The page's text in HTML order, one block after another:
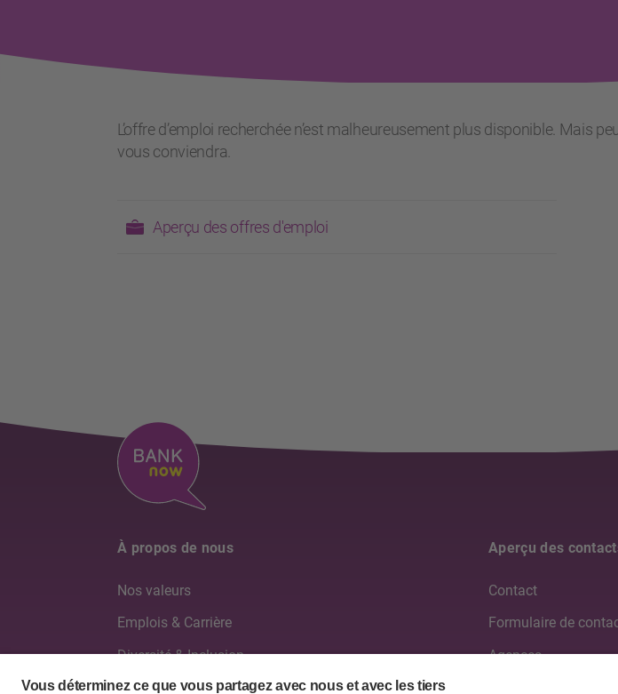
L’offre d’emploi recherchée n’est malheureusement plus disponible. Mais
vous conviendra.
Aperçu des offres d'emploi
À propos de nous
Nos valeurs
Emplois & Carrière
Diversité & Inclusion
Conseil d'administration & Direction générale
Aperçu des
Contact
Formulaire de
Agences